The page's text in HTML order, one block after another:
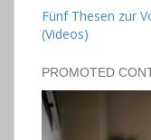
Fünf Thesen zur
(Videos)